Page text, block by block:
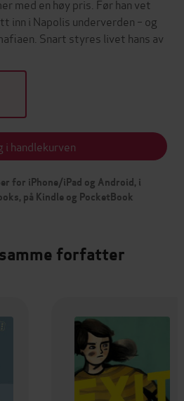
med en høy pris. Før han vet
inn i Napolis underverden – og
Snart styres livet hans av
i handlekurven
for iPhone/iPad og Android, i
på Kindle og PocketBook
forfatter